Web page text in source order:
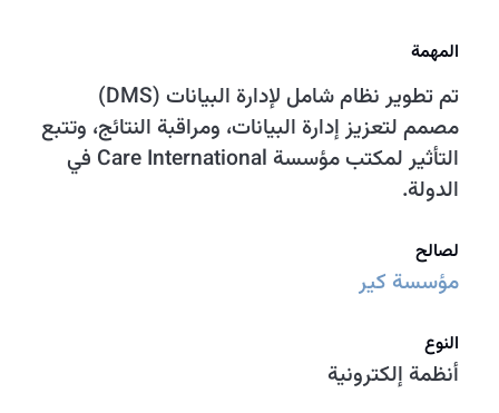
المهمة
تم تطوير نظام شامل لإدارة البيانات (DMS)
مصمم لتعزيز إدارة البيانات، ومراقبة النتائج، وتتبع
التأثير لمكتب مؤسسة Care International في
الدولة.
لصالح
مؤسسة كير
النوع
أنظمة إلكترونية